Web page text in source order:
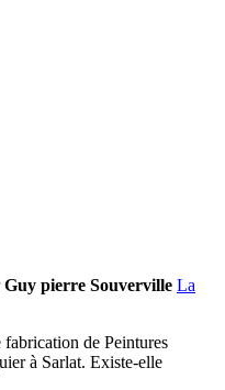
Guy pierre Souverville La
de Peintures
à Sarlat. Existe-elle